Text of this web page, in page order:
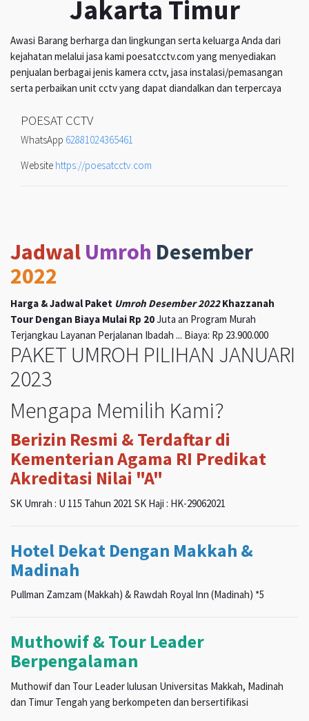
Jakarta Timur
Awasi Barang berharga dan lingkungan serta keluarga Anda dari
kejahatan melalui jasa kami poesatcctv.com yang menyediakan
penjualan berbagai jenis kamera cctv, jasa instalasi/pemasangan
serta perbaikan unit cctv yang dapat diandalkan dan terpercaya
POESAT CCTV
WhatsApp 62881024365461
Website https://poesatcctv.com
Jadwal Umroh Desember
2022
Harga & Jadwal Paket Umroh Desember 2022Khazzanah
Tour Dengan Biaya Mulai Rp 20Juta an Program Murah
Terjangkau Layanan Perjalanan Ibadah ... Biaya: Rp 23.900.000
PAKET UMROH PILIHAN JANUARI
2023
Mengapa Memilih Kami?
Berizin Resmi & Terdaftar di
Kementerian Agama RI Predikat
Akreditasi Nilai "A"
SK Umrah : U 115 Tahun 2021 SK Haji : HK-29062021
Hotel Dekat Dengan Makkah &
Madinah
Pullman Zamzam (Makkah) & Rawdah Royal Inn (Madinah) *5
Muthowif & Tour Leader
Berpengalaman
Muthowif dan Tour Leader lulusan Universitas Makkah, Madinah
dan Timur Tengah yang berkompeten dan bersertifikasi